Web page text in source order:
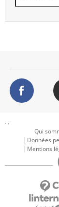
...
Qui
Données
Mentions